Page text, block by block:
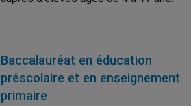
Baccalauréat en éducation
préscolaire et en enseignement
primaire